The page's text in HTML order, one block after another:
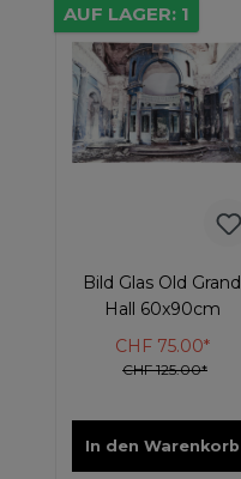
AUF LAGER: 1
Bild Glas Old Grand
Hall 60x90cm
CHF 75.00*
CHF 125.00*
In den Warenkorb